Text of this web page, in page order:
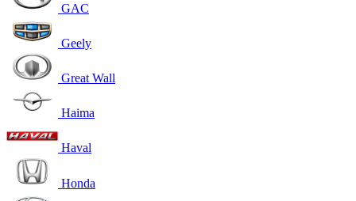
GAC
Geely
Great Wall
Haima
Haval
Honda